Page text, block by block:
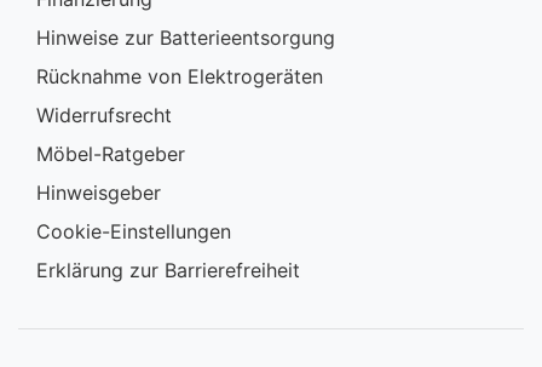
Hinweise zur Batterieentsorgung
Rücknahme von Elektrogeräten
Widerrufsrecht
Möbel-Ratgeber
Hinweisgeber
Cookie-Einstellungen
Erklärung zur Barrierefreiheit